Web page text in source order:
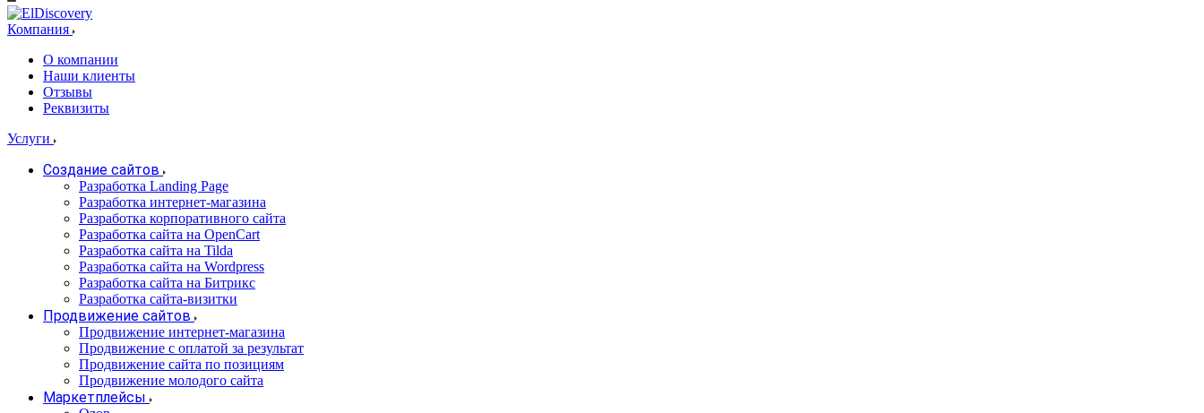
Компания
О компании
Наши клиенты
Отзывы
Реквизиты
Услуги
Создание сайтов
Разработка Landing Page
Разработка интернет-магазина
Разработка корпоративного сайта
Разработка сайта на OpenCart
Разработка сайта на Tilda
Разработка сайта на Wordpress
Разработка сайта на Битрикс
Разработка сайта-визитки
Продвижение сайтов
Продвижение интернет-магазина
Продвижение с оплатой за результат
Продвижение сайта по позициям
Продвижение молодого сайта
Маркетплейсы